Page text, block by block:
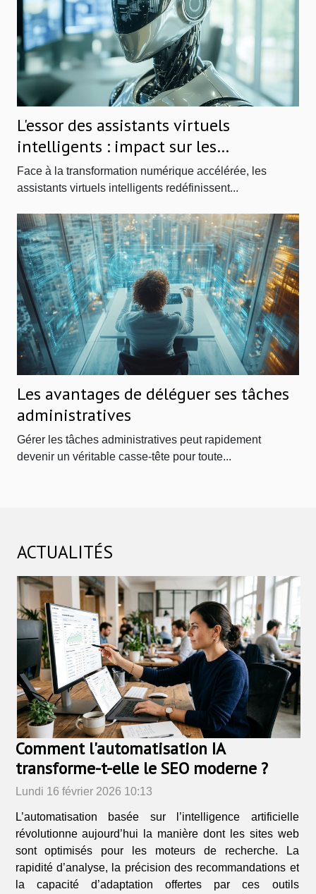
L'essor des assistants virtuels
intelligents : impact sur les
entreprises
Face à la transformation numérique accélérée, les
assistants virtuels intelligents redéfinissent...
Les avantages de déléguer ses tâches
administratives
Gérer les tâches administratives peut rapidement
devenir un véritable casse-tête pour toute...
ACTUALITÉS
Comment l'automatisation IA
transforme-t-elle le SEO moderne ?
Lundi 16 février 2026 10:13
L’automatisation basée sur l’intelligence artificielle
révolutionne aujourd’hui la manière dont les sites web
sont optimisés pour les moteurs de recherche. La
rapidité d’analyse, la précision des recommandations et
la capacité d’adaptation offertes par ces outils